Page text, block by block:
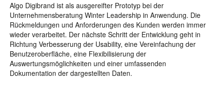
Algo Digibrand ist als ausgereifter Prototyp bei der
Unternehmensberatung Winter Leadership in Anwendung. Die
Rückmeldungen und Anforderungen des Kunden werden immer
wieder verarbeitet. Der nächste Schritt der Entwicklung geht in
Richtung Verbesserung der Usability, eine Vereinfachung der
Benutzeroberfläche, eine Flexibilisierung der
Auswertungsmöglichkeiten und einer umfassenden
Dokumentation der dargestellten Daten.